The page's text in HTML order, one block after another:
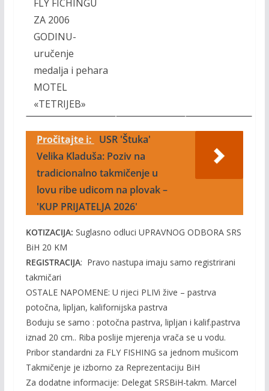
FLY FICHINGU
ZA 2006
GODINU-
uručenje
medalja i pehara
MOTEL
«TETRIJEB»
Pročitajte i:
USR 'Štuka'
Velika Kladuša: Poziv na
tradicionalno takmičenje u
lovu ribe udicom na plovak –
'KUP PRIJATELJA 2026'
KOTIZACIJA: Suglasno odluci UPRAVNOG ODBORA SRS
BiH 20 KM
REGISTRACIJA: Pravo nastupa imaju samo registrirani
takmičari
OSTALE NAPOMENE: U rijeci PLIVi žive – pastrva
potočna, lipljan, kalifornijska pastrva
Boduju se samo : potočna pastrva, lipljan i kalif.pastrva
iznad 20 cm.. Riba poslije mjerenja vrača se u vodu.
Pribor standardni za FLY FISHING sa jednom mušicom
Takmičenje je izborno za Reprezentaciju BiH
Za dodatne informacije: Delegat SRSBiH-takm. Marcel